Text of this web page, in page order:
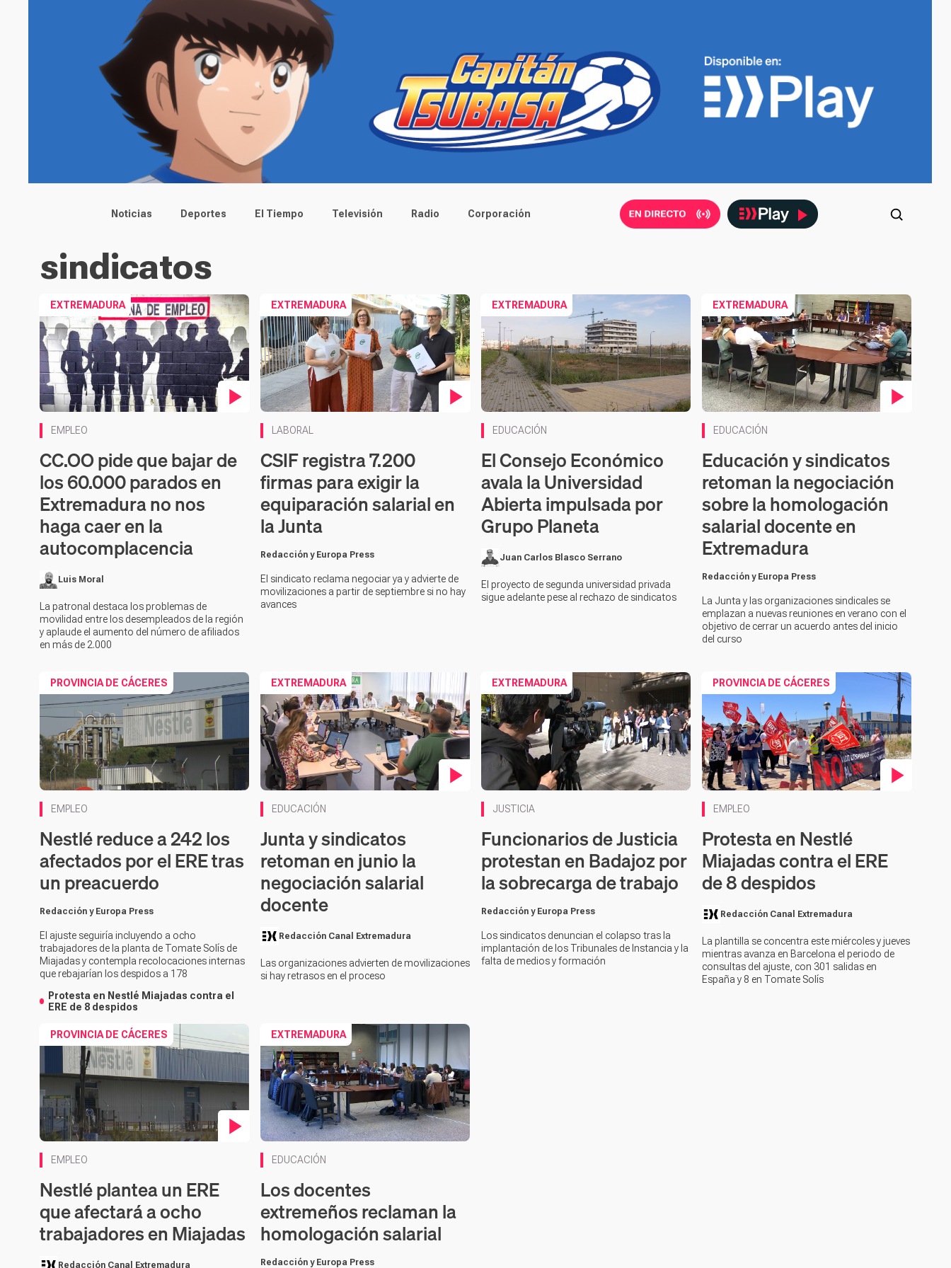
Main menu
Noticias Deportes El Tiempo Televisión Radio Corporación
sindicatos
EXTREMADURA
EMPLEO
CC.OO pide que bajar de
los 60.000 parados en
Extremadura no nos
haga caer en la
autocomplacencia
Luis Moral
La patronal destaca los problemas de
movilidad entre los desempleados de la región
y aplaude el aumento del número de afiliados
en más de 2.000
EXTREMADURA
LABORAL
CSIF registra 7.200
firmas para exigir la
equiparación salarial en
la Junta
Redacción y Europa Press
El sindicato reclama negociar ya y advierte de
movilizaciones a partir de septiembre si no hay
avances
EXTREMADURA
EDUCACIÓN
El Consejo Económico
avala la Universidad
Abierta impulsada por
Grupo Planeta
Juan Carlos Blasco Serrano
El proyecto de segunda universidad privada
sigue adelante pese al rechazo de sindicatos
EXTREMADURA
EDUCACIÓN
Educación y sindicatos
retoman la negociación
sobre la homologación
salarial docente en
Extremadura
Redacción y Europa Press
La Junta y las organizaciones sindicales se
emplazan a nuevas reuniones en verano con el
objetivo de cerrar un acuerdo antes del inicio
del curso
PROVINCIA DE CÁCERES
EMPLEO
Nestlé reduce a 242 los
afectados por el ERE tras
un preacuerdo
Redacción y Europa Press
El ajuste seguiría incluyendo a ocho
trabajadores de la planta de Tomate Solís de
Miajadas y contempla recolocaciones internas
que rebajarían los despidos a 178
Protesta en Nestlé Miajadas contra el
ERE de 8 despidos
EXTREMADURA
EDUCACIÓN
Junta y sindicatos
retoman en junio la
negociación salarial
docente
Redacción Canal Extremadura
Las organizaciones advierten de movilizaciones
si hay retrasos en el proceso
EXTREMADURA
JUSTICIA
Funcionarios de Justicia
protestan en Badajoz por
la sobrecarga de trabajo
Redacción y Europa Press
Los sindicatos denuncian el colapso tras la
implantación de los Tribunales de Instancia y la
falta de medios y formación
PROVINCIA DE CÁCERES
EMPLEO
Protesta en Nestlé
Miajadas contra el ERE
de 8 despidos
Redacción Canal Extremadura
La plantilla se concentra este miércoles y jueves
mientras avanza en Barcelona el periodo de
consultas del ajuste, con 301 salidas en
España y 8 en Tomate Solís
PROVINCIA DE CÁCERES
EMPLEO
Nestlé plantea un ERE
que afectará a ocho
trabajadores en Miajadas
Redacción Canal Extremadura
EXTREMADURA
EDUCACIÓN
Los docentes
extremeños reclaman la
homologación salarial
Redacción y Europa Press